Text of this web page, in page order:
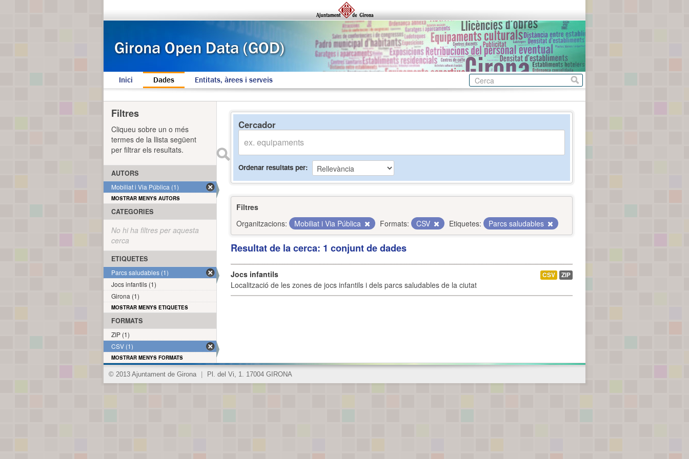
Inici Dades Entitats, àrees i serveis
Cercador
Ordenar resultats per
Filtres
Organitzacions:
Mobiliat i Via Pública Formats: CSV Etiquetes: Parcs saludables
Resultat de la cerca: 1 conjunt de dades
Jocs infantils
Localització de les zones de jocs infantils i dels parcs saludables de la ciutat
CSV ZIP
Filtres
Cliqueu sobre un o més
termes de la llista següent
per filtrar els resultats.
AUTORS
Mobiliat i Via Pública (1)
MOSTRAR MENYS AUTORS
CATEGORIES
No hi ha filtres per aquesta
cerca
ETIQUETES
Parcs saludables (1)
Jocs infantils (1)
Girona (1)
MOSTRAR MENYS ETIQUETES
FORMATS
ZIP (1)
CSV (1)
MOSTRAR MENYS FORMATS
© 2013 Ajuntament de Girona Pl. del Vi, 1. 17004 GIRONA